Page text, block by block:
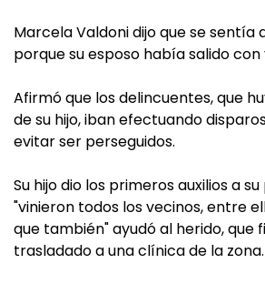
Marcela Valdoni dijo que se sentía
porque su esposo había salido con
Afirmó que los delincuentes, que
de su hijo, iban efectuando
evitar ser perseguidos.
Su hijo dio los primeros auxilios a
"vinieron todos los vecinos, entre
que también" ayudó al herido, que
trasladado a una clínica de la zona.